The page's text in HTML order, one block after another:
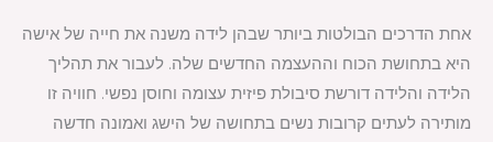
אחת הדרכים הבולטות ביותר שבהן לידה משנה את חייה של אישה
היא בתחושת הכוח וההעצמה החדשים שלה. לעבור את תהליך
הלידה והלידה דורשת סיבולת פיזית עצומה וחוסן נפשי. חוויה זו
מותירה לעתים קרובות נשים בתחושה של הישג ואמונה חדשה